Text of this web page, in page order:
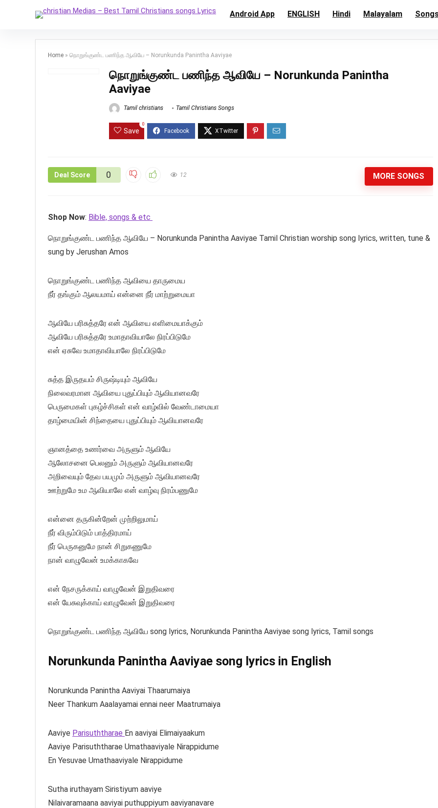
Android App ENGLISH Hindi Malayalam
Home » நொறுங்குண்ட பணிந்த ஆவியே – Norunkunda Panintha Aaviyae
நொறுங்குண்ட பணிந்த ஆவியே – Norunkunda Panintha
Aaviyae
Tamil christians Tamil Christians Songs
Save
0
Deal Score 0 12 MORE SONGS
Shop Now: Bible, songs & etc
நொறுங்குண்ட பணிந்த ஆவியே – Norunkunda Panintha Aaviyae Tamil Christian worship song lyrics, written, tune &
sung by Jerushan Amos
நொறுங்குண்ட பணிந்த ஆவியை தாருமைய
நீர் தங்கும் ஆலயமாய் என்னை நீர் மாற்றுமையா
ஆவியே பரிசுத்தரே என் ஆவியை எளிமையாக்கும்
ஆவியே பரிசுத்தரே உமாதாவியாலே நிரப்பிடுமே
என் ஏசுவே உமாதாவியாலே நிரப்பிடுமே
சுத்த இருதயம் சிருஷ்டியும் ஆவியே
நிலைவரமான ஆவியை புதுப்பியும் ஆவியானவரே
பெருமைகள் புகழ்ச்சிகள் என் வாழ்வில் வேண்டாமையா
தாழ்மையின் சிந்தையை புதுப்பியும் ஆவியானவரே
ஞானத்தை உணர்வை அருளும் ஆவியே
ஆலோசனை பெலனும் அருளும் ஆவியானவரே
அறிவையும் தேவ பயமும் அருளும் ஆவியானவரே
ஊற்றுமே உம ஆவியாலே என் வாழ்வு நிரம்பணுமே
என்னை தருகின்றேன் முற்றிலுமாய்
நீர் விரும்பிடும் பாத்திரமாய்
நீர் பெருகனுமே நான் சிறுகணுமே
நான் வாழுவேன் உமக்காகவே
என் நேசருக்காய் வாழுவேன் இறுதிவரை
என் யேசுவுக்காய் வாழுவேன் இறுதிவரை
நொறுங்குண்ட பணிந்த ஆவியே song lyrics, Norunkunda Panintha Aaviyae song lyrics, Tamil songs
Norunkunda Panintha Aaviyae song lyrics in English
Norunkunda Panintha Aaviyai Thaarumaiya
Neer Thankum Aaalayamai ennai neer Maatrumaiya
Aaviye Parisuththarae En aaviyai Elimaiyaakum
Aaviye Parisuththarae Umathaaviyale Nirappidume
En Yesuvae Umathaaviyale Nirappidume
Sutha iruthayam Siristiyum aaviye
Nilaivaramaana aaviyai puthuppiyum aaviyanavare